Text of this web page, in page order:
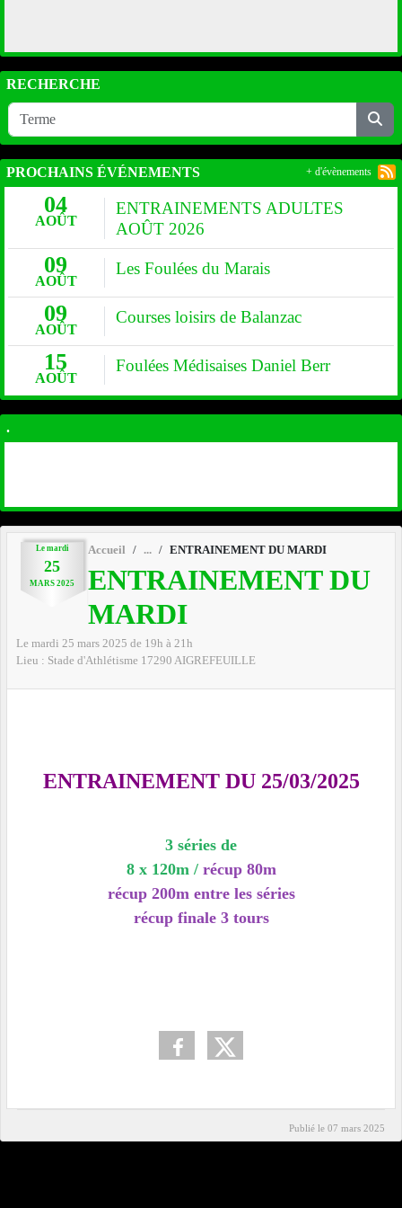
Le mardi
25
MARS 2025
Accueil ENTRAINEMENT DU MARDI
ENTRAINEMENT DU
MARDI
Le mardi 25 mars 2025 de 19h à 21h
Lieu : Stade d'Athlétisme 17290 AIGREFEUILLE
ENTRAINEMENT DU 25/03/2025
3 séries de
8 x 120m / récup 80m
récup 200m entre les séries
récup finale 3tours
Publié le 07 mars 2025
RECHERCHE
PROCHAINS ÉVÉNEMENTS
04
AOÛT
ENTRAINEMENTS ADULTES
AOÛT 2026
09
AOÛT
Les Foulées du Marais
09
AOÛT
Courses loisirs de Balanzac
15
AOÛT
Foulées Médisaises Daniel Berr
+ d'évènements
.